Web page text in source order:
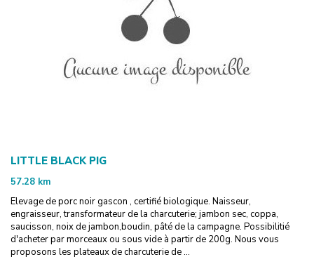
LITTLE BLACK PIG
57.28 km
Elevage de porc noir gascon , certifié biologique. Naisseur,
engraisseur, transformateur de la charcuterie; jambon sec, coppa,
saucisson, noix de jambon,boudin, pâté de la campagne. Possibilitié
d'acheter par morceaux ou sous vide à partir de 200g. Nous vous
proposons les plateaux de charcuterie de ...